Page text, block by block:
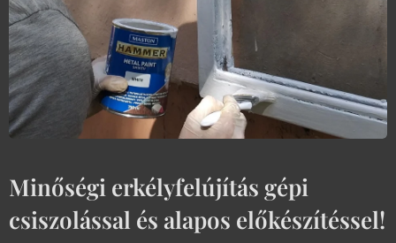
Minőségi erkélyfelújítás gépi
csiszolással és alapos előkészítéssel!